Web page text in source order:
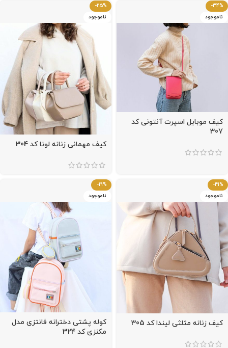
-34%
ناموجود
کیف موبایل اسپرت آنتونی کد
307
-25%
ناموجود
کیف مهمانی زنانه لونا کد 304
-41%
ناموجود
کیف زنانه مثلثی لیندا کد 305
-19%
ناموجود
کوله پشتی دخترانه فانتزی مدل
مکنزی کد 324